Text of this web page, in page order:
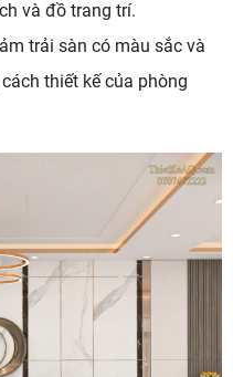
và đồ trang trí.
trải sàn có màu sắc và
thiết kế của phòng